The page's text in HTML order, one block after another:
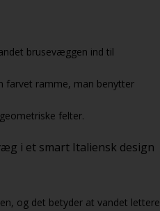
brusevæggen ind til
farvet ramme, man benytter
felter.
i et smart Italiensk design
og det betyder at vandet lettere